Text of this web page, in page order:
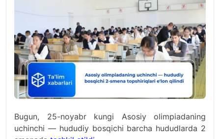
Bugun, 25-noyabr kungi Asosiy olimpiadaning
uchinchi — hududiy bosqichi barcha hududlarda 2